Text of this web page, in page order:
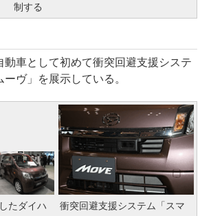
制する
車として初めて衝突回避支援システ
ヴ」を展示している。
たダイハ
衝突回避支援システム「スマ